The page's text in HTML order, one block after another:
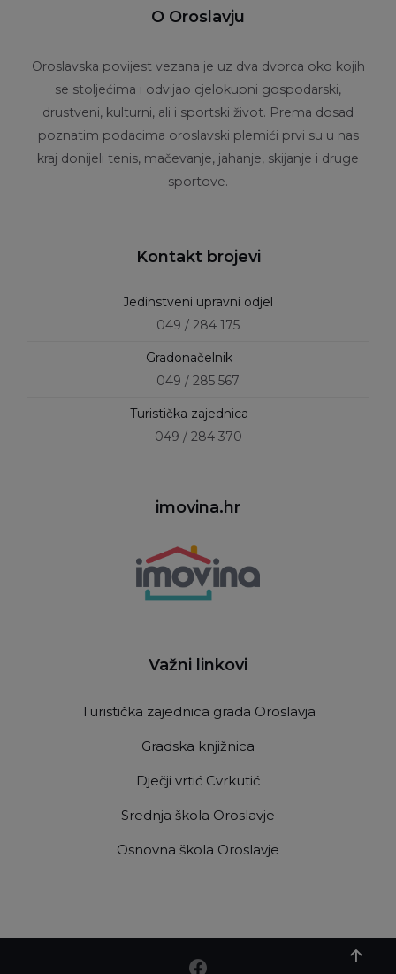
O Oroslavju
Oroslavska povijest vezana je uz dva dvorca oko kojih
se stoljećima i odvijao cjelokupni gospodarski,
drustveni, kulturni, ali i sportski život. Prema dosad
poznatim podacima oroslavski plemići prvi su u nas
kraj donijeli tenis, mačevanje, jahanje, skijanje i druge
sportove.
Kontakt brojevi
Jedinstveni upravni odjel
049 / 284 175
Gradonačelnik
049 / 285 567
Turistička zajednica
049 / 284 370
imovina.hr
Važni linkovi
Turistička zajednica grada Oroslavja
Gradska knjižnica
Dječji vrtić Cvrkutić
Srednja škola Oroslavje
Osnovna škola Oroslavje